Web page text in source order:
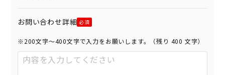
お問い合わせ詳細
※200文字〜400文字で入力をお願いします。（残り 400 文字）